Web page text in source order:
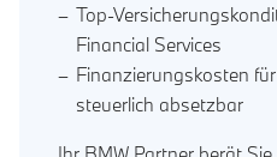
Top-
Financial Services
Finanzierungskosten
steuerlich absetzbar